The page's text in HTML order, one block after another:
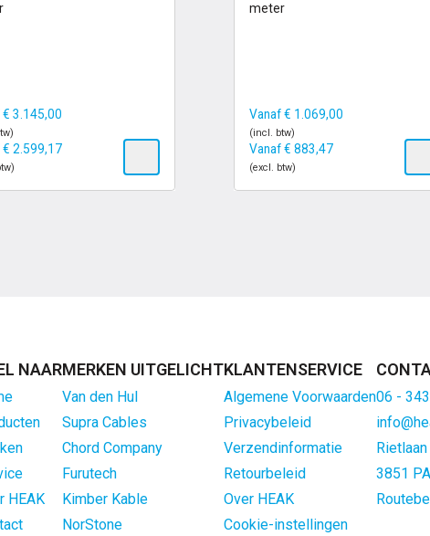
€ 3.145,00
€ 2.599,17
meter
Vanaf€ 1.069,00
(incl. btw)
Vanaf€ 883,47
(excl. btw)
NAAR
HEAK
MERKEN UITGELICHT
Van den Hul
Supra Cables
Chord Company
Furutech
Kimber Kable
NorStone
KLANTENSERVICE
Algemene Voorwaarden
Privacybeleid
Verzendinformatie
Retourbeleid
Over HEAK
Cookie-instellingen
06 -
3851